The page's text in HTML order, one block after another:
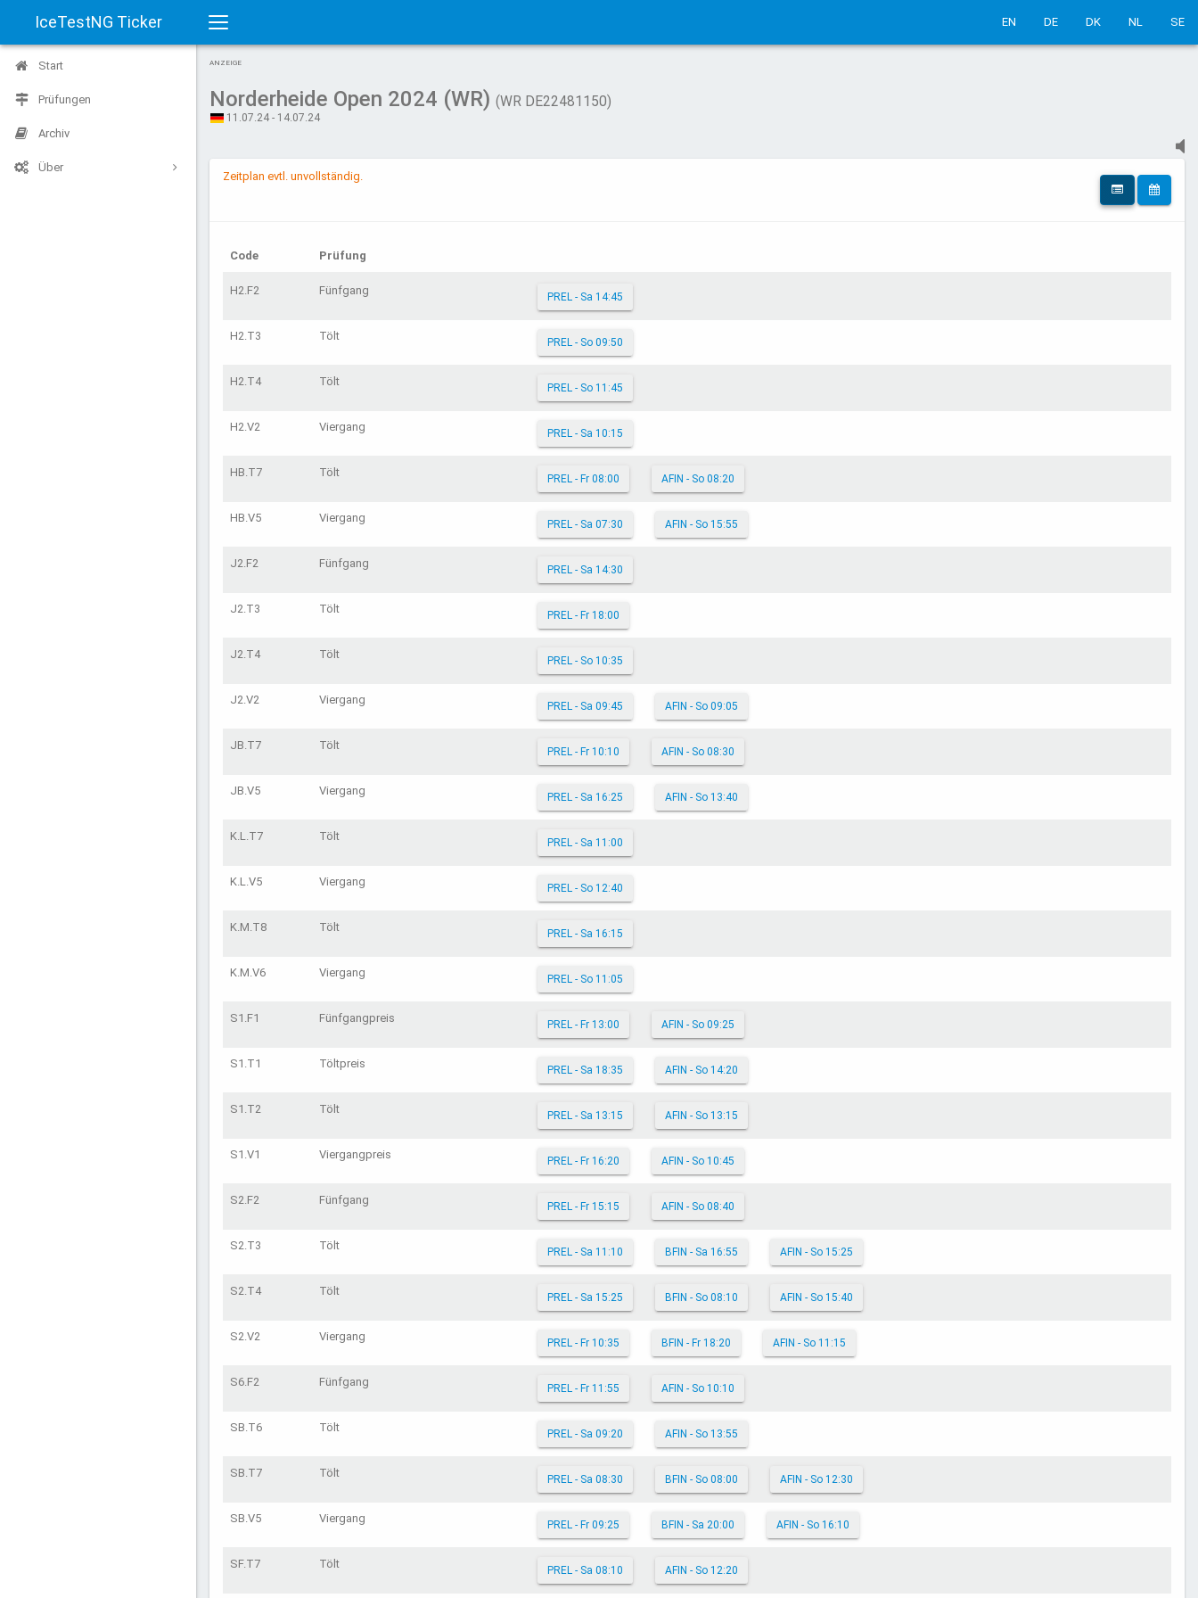
IceTestNG Ticker
Toggle
navigation
EN DE DK NL SE
Start
Prüfungen
Archiv
Über
ANZEIGE
Norderheide Open 2024 (WR) (WR DE22481150)
11.07.24 - 14.07.24
Zeitplan evtl. unvollständig.
Code Prüfung
H2.F2 Fünfgang PREL - Sa 14:45
H2.T3 Tölt PREL - So 09:50
H2.T4 Tölt PREL - So 11:45
H2.V2 Viergang PREL - Sa 10:15
HB.T7 Tölt PREL - Fr 08:00 AFIN - So 08:20
HB.V5 Viergang PREL - Sa 07:30 AFIN - So 15:55
J2.F2 Fünfgang PREL - Sa 14:30
J2.T3 Tölt PREL - Fr 18:00
J2.T4 Tölt PREL - So 10:35
J2.V2 Viergang PREL - Sa 09:45 AFIN - So 09:05
JB.T7 Tölt PREL - Fr 10:10 AFIN - So 08:30
JB.V5 Viergang PREL - Sa 16:25 AFIN - So 13:40
K.L.T7 Tölt PREL - Sa 11:00
K.L.V5 Viergang PREL - So 12:40
K.M.T8 Tölt PREL - Sa 16:15
K.M.V6 Viergang PREL - So 11:05
S1.F1 Fünfgangpreis PREL - Fr 13:00 AFIN - So 09:25
S1.T1 Töltpreis PREL - Sa 18:35 AFIN - So 14:20
S1.T2 Tölt PREL - Sa 13:15 AFIN - So 13:15
S1.V1 Viergangpreis PREL - Fr 16:20 AFIN - So 10:45
S2.F2 Fünfgang PREL - Fr 15:15 AFIN - So 08:40
S2.T3 Tölt PREL - Sa 11:10 BFIN - Sa 16:55 AFIN - So 15:25
S2.T4 Tölt PREL - Sa 15:25 BFIN - So 08:10 AFIN - So 15:40
S2.V2 Viergang PREL - Fr 10:35 BFIN - Fr 18:20 AFIN - So 11:15
S6.F2 Fünfgang PREL - Fr 11:55 AFIN - So 10:10
SB.T6 Tölt PREL - Sa 09:20 AFIN - So 13:55
SB.T7 Tölt PREL - Sa 08:30 BFIN - So 08:00 AFIN - So 12:30
SB.V5 Viergang PREL - Fr 09:25 BFIN - Sa 20:00 AFIN - So 16:10
SF.T7 Tölt PREL - Sa 08:10 AFIN - So 12:20